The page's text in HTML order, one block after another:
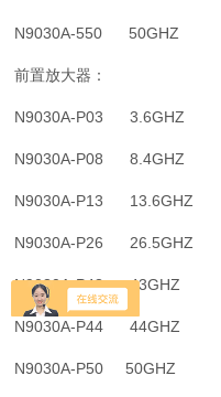
N9030A-550 50GHZ
前置放大器：
N9030A-P03 3.6GHZ
N9030A-P08 8.4GHZ
N9030A-P13 13.6GHZ
N9030A-P26 26.5GHZ
N9030A-P43 43GHZ
N9030A-P44 44GHZ
N9030A-P50 50GHZ